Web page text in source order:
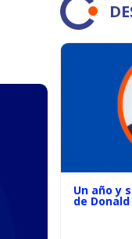
Un año y
de